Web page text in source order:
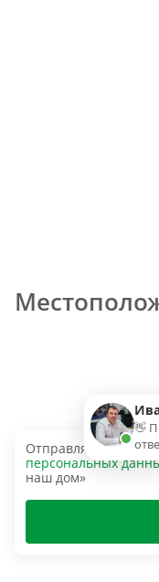
Отправляя эту
персональных
наш дом»
👋